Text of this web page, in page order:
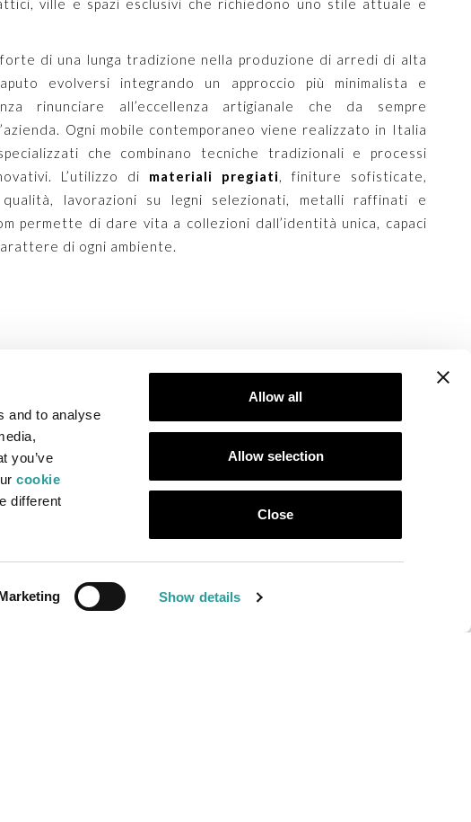
and to analyse
you’ve
cookie
different
Show details
Allow all
Allow selection
Close
ville e spazi esclusivi che richiedono uno stile attuale e
di una lunga tradizione nella produzione di arredi di alta
evolversi integrando un approccio più minimalista e
rinunciare all’eccellenza artigianale che da sempre
Ogni mobile contemporaneo viene realizzato in Italia
che combinano tecniche tradizionali e processi
L’utilizzo di materiali pregiati, finiture sofisticate,
lavorazioni su legni selezionati, metalli raffinati e
permette di dare vita a collezioni dall’identità unica, capaci
di ogni ambiente.
Bellotti Ezio